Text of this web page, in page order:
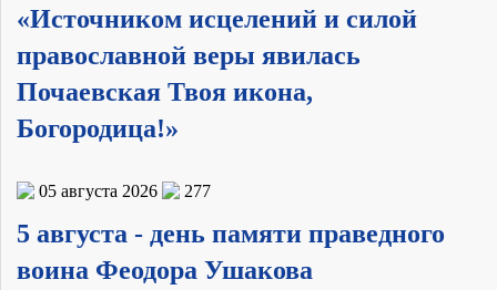
«Источником исцелений и силой
православной веры явилась
Почаевская Твоя икона,
Богородица!»
05 августа 2026 277
5 августа - день памяти праведного
воина Феодора Ушакова